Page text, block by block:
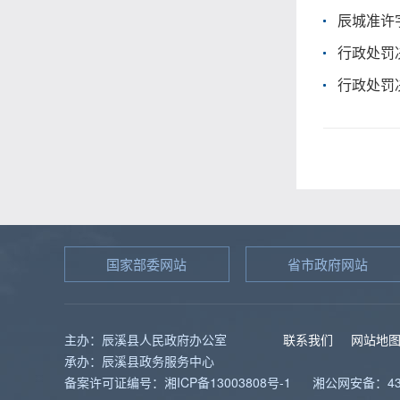
辰城准
行政处罚
行政处罚
国家部委网站 省市政府网站
主办：辰溪县人民政府办公室
承办：辰溪县政务服务中心
备案许可证编号：湘ICP备13003808号-1
湘公网安备：
联系我们 网站地图